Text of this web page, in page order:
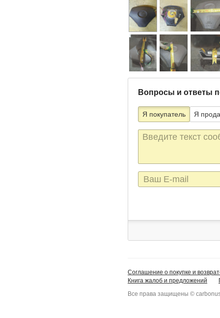
Вопросы и ответы
Я покупатель Я
Текст
сообщения
E-
mail
Соглашение о покупке и
Книга жалоб и предложений
Все права защищены ©